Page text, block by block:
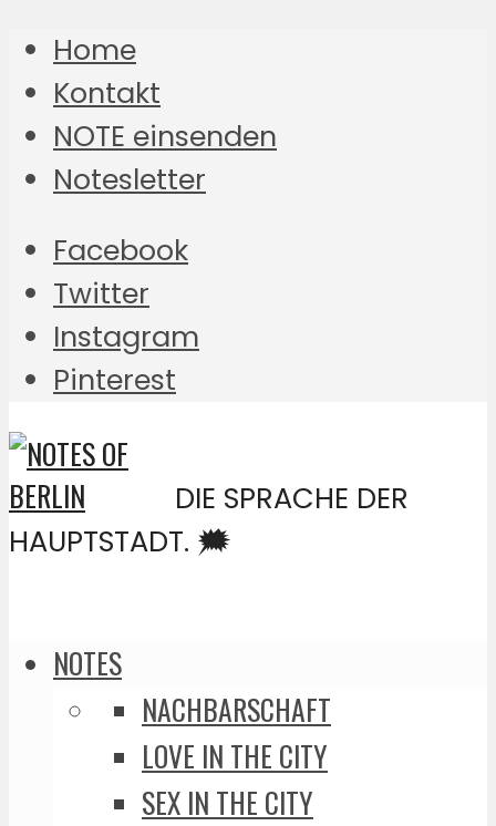
Home
Kontakt
NOTE einsenden
Notesletter
Facebook
Twitter
Instagram
Pinterest
DIE SPRACHE DER
HAUPTSTADT. 🗯️
NOTES
NACHBARSCHAFT
LOVE IN THE CITY
SEX IN THE CITY